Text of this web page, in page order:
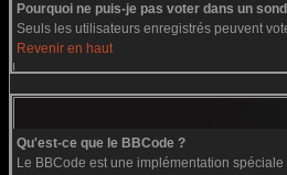
Pourquoi ne puis-je pas voter dans un
Seuls les utilisateurs enregistrés peuvent
Revenir en haut
Qu'est-ce que le BBCode ?
Le BBCode est une implémentation